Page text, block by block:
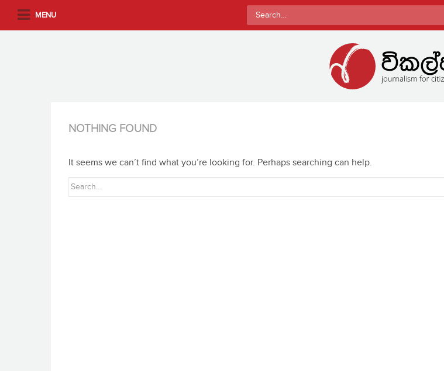
MENU
Search
for:
NOTHING FOUND
It seems we can’t find what you’re looking for. Perhaps searching can help.
Search